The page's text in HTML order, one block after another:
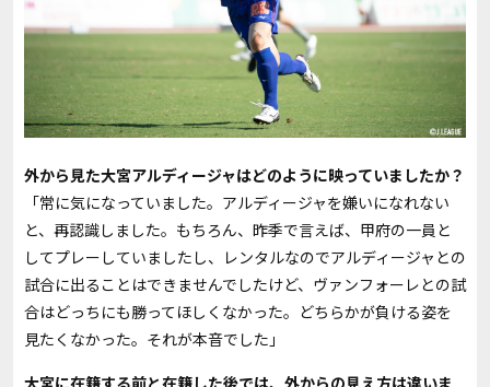
――外から見た大宮アルディージャはどのように映っていましたか？
「常に気になっていました。アルディージャを嫌いになれない
と、再認識しました。もちろん、昨季で言えば、甲府の一員と
してプレーしていましたし、レンタルなのでアルディージャとの
試合に出ることはできませんでしたけど、ヴァンフォーレとの試
合はどっちにも勝ってほしくなかった。どちらかが負ける姿を
見たくなかった。それが本音でした」
――大宮に在籍する前と在籍した後では、外からの見え方は違いま